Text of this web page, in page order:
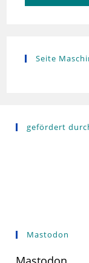
Seite
gefördert
Mastodon